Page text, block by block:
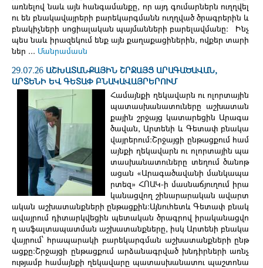
առնելով նաև այն հանգամանքը, որ այդ գումարներն ուղղվել
ու են բնակավայրերի բարեկարգմանն ուղղված ծրագրերին և
բնակիչների սոցիալական պայմանների բարելավմանը։ Ինչ
պես նաև իրազեկում ենք այն քաղաքացիներին, ովքեր տարի
ներ ... Մանրամասն
29.07.26 ԱՇԽԱՏԱՆՔԱՅԻՆ ՇՐՋԱՅՑ ԱՐԱԳԱԾԱՎԱՆ,
ԱՐՏԵՆԻ ԵՎ ԳԵՏԱՓ ԲՆԱԿԱՎԱՅՐԵՐՈՒՄ
Համայնքի ղեկավարն ու ոլորտային
պատասխանատուները աշխատան
քային շրջայց կատարեցին Արագա
ծավան, Արտենի և Գետափ բնակա
վայրերում։Շրջայցի ընթացքում համ
այնքի ղեկավարն ու ոլորտային պա
տասխանատուները տեղում ծանոթ
ացան «Արագածավանի մանկապա
րտեզ» ՀՈԱԿ-ի մասնաճյուղում իրա
կանացվող շինարարական ավարտ
ական աշխատանքների ընթացքին։Այնուհետև Գետափ բնակ
ավայրում դիտարկվեցին պետական ծրագրով իրականացվո
ղ ասֆալտապատման աշխատանքները, իսկ Արտենի բնակա
վայրում՝ հրապարակի բարեկարգման աշխատանքների ընթ
ացքը։Շրջայցի ընթացքում արձանագրված խնդիրների առնչ
ությամբ համայնքի ղեկավարը պատասխանատու պաշտոնա